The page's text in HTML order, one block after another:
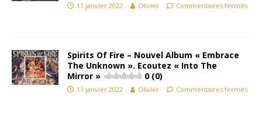
11 janvier 2022 Olivier Commentaires fermés
Spirits Of Fire – Nouvel Album « Embrace
The Unknown ». Ecoutez « Into The
Mirror »
0 (0)
11 janvier 2022 Olivier Commentaires fermés